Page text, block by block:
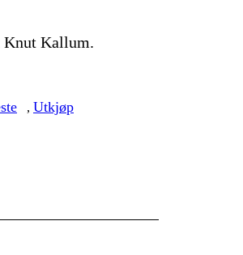
Knut Kallum.
, Utkjøp